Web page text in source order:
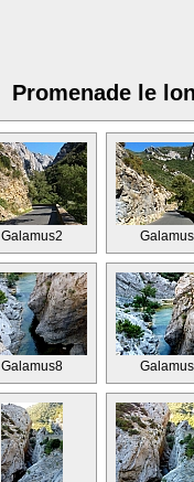
Promenade le
Galamus2
Galamus8